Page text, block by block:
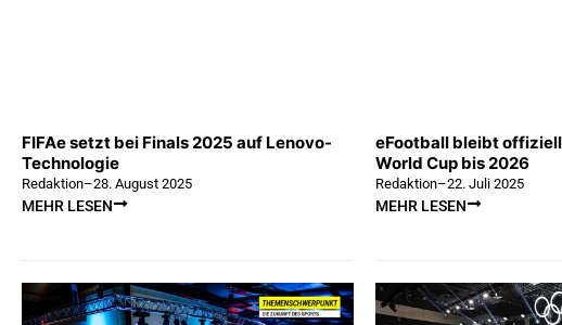
FIFAe setzt bei Finals 2025 auf Lenovo-
Technologie
Redaktion–28. August 2025
MEHR LESEN
eFootball bleibt
World Cup bis 2026
Redaktion–22. Juli 2025
MEHR LESEN